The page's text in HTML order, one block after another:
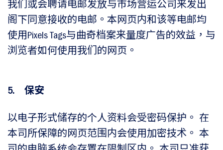
我们或会聘请电邮发放与市场营运公司来发出
阁下同意接收的电邮。本网页内和该等电邮均
使用Pixels Tags与曲奇档案来量度广告的效益，与
浏览者如何使用我们的网页。
5. 保安
以电子形式储存的个人资料会受密码保护。 在
本司所保障的网页范围内会使用加密技术。 本